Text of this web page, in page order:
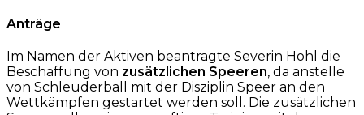
Anträge
Im Namen der Aktiven beantragte Severin Hohl die
Beschaffung von zusätzlichen Speeren, da anstelle
von Schleuderball mit der Disziplin Speer an den
Wettkämpfen gestartet werden soll. Die zusätzlichen